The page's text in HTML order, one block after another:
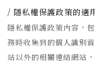
隱私權保護政策的適
隱私權保護政策內容，
務時收集到的個人識別
站以外的相關連結網站